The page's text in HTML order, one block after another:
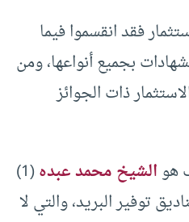
فقد انقسموا فيما
بجميع أنواعها، ومن
ذات الجوائز
هوالشيخ محمد عبده
(1)
توفير البريد، والتي لا